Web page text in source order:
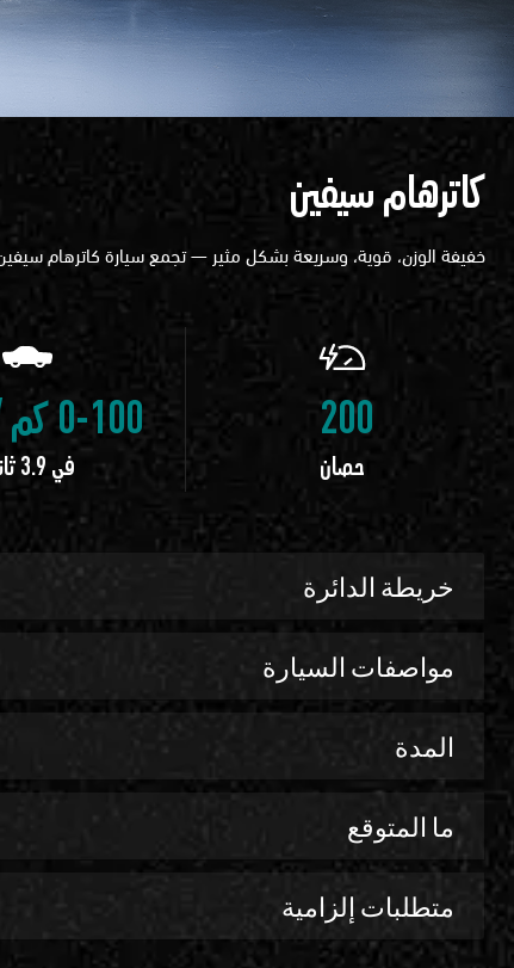
كاترهام سيفين
خفيفة الوزن، قوية، وسريعة بشكل مثير — تجمع سيارة كاترهام
200
حصان
0-100 كم / ساعة
في 3.9 ثانية
خريطة الدائرة
مواصفات السيارة
المدة
ما المتوقع
متطلبات إلزامية